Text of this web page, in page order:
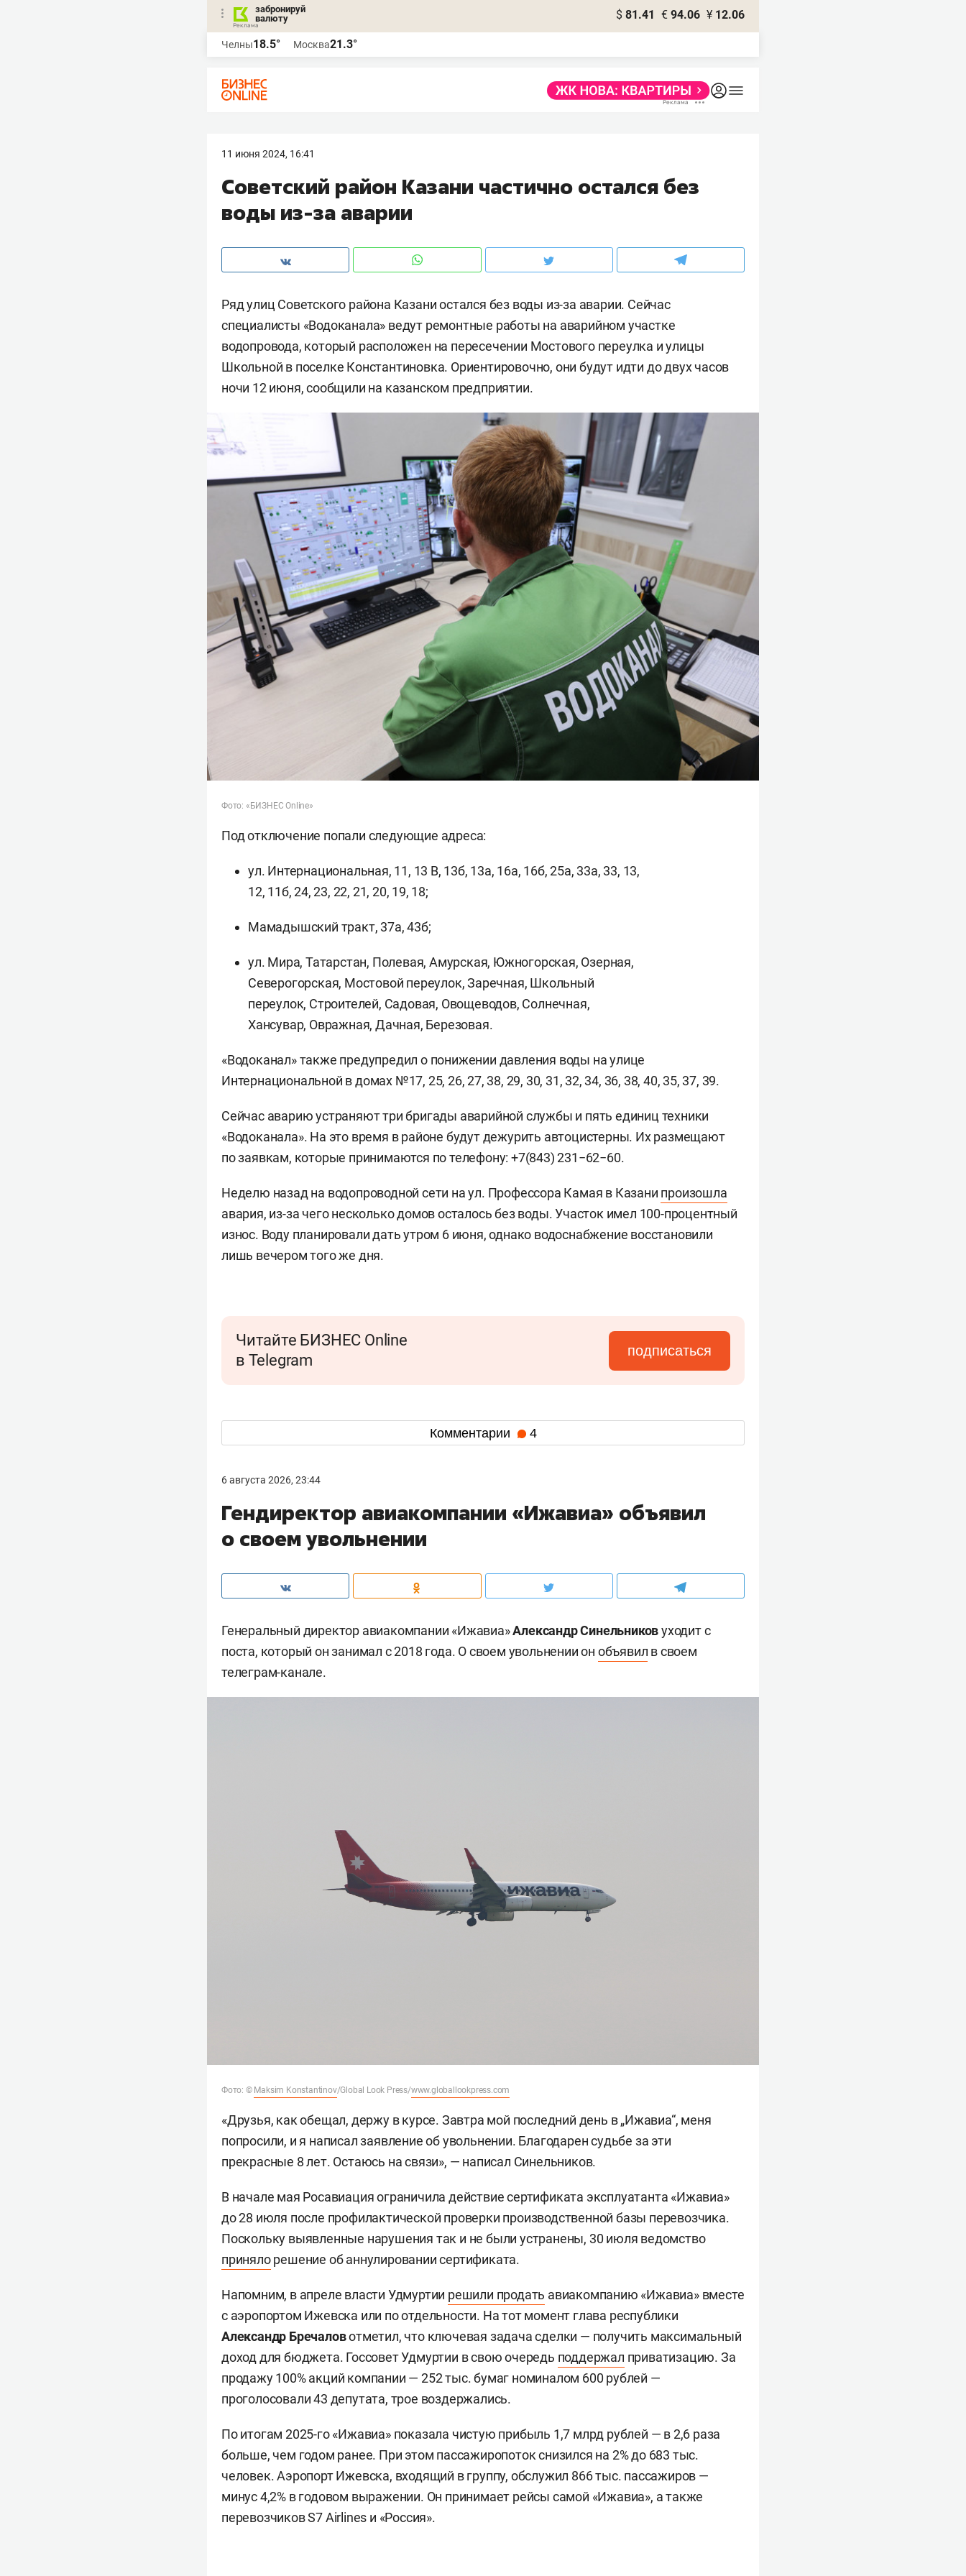
забронируй
валюту
$ 81.41 € 94.06 ¥ 12.06
Челны18.5° Москва21.3°
11 июня 2024, 16:41
Советский район Казани частично остался без
воды из-за аварии
Ряд улиц Советского района Казани остался без воды из-за аварии. Сейчас
специалисты «Водоканала» ведут ремонтные работы на аварийном участке
водопровода, который расположен на пересечении Мостового переулка и улицы
Школьной в поселке Константиновка. Ориентировочно, они будут идти до двух часов
ночи 12 июня, сообщили на казанском предприятии.
Фото: «БИЗНЕС Online»
Под отключение попали следующие адреса:
ул. Интернациональная, 11, 13 В, 13б, 13а, 16а, 16б, 25а, 33а, 33, 13,
12, 11б, 24, 23, 22, 21, 20, 19, 18;
Мамадышский тракт, 37а, 43б;
ул. Мира, Татарстан, Полевая, Амурская, Южногорская, Озерная,
Северогорская, Мостовой переулок, Заречная, Школьный
переулок, Строителей, Садовая, Овощеводов, Солнечная,
Хансувар, Овражная, Дачная, Березовая.
«Водоканал» также предупредил о понижении давления воды на улице
Интернациональной в домах №17, 25, 26, 27, 38, 29, 30, 31, 32, 34, 36, 38, 40, 35, 37, 39.
Сейчас аварию устраняют три бригады аварийной службы и пять единиц техники
«Водоканала». На это время в районе будут дежурить автоцистерны. Их размещают
по заявкам, которые принимаются по телефону: +7(843) 231−62−60.
Неделю назад на водопроводной сети на ул. Профессора Камая в Казани произошла
авария, из-за чего несколько домов осталось без воды. Участок имел 100-процентный
износ. Воду планировали дать утром 6 июня, однако водоснабжение восстановили
лишь вечером того же дня.
Читайте БИЗНЕС Online
в Telegram
подписаться
Комментарии 4
6 августа 2026, 23:44
Гендиректор авиакомпании «Ижавиа» объявил
о своем увольнении
Генеральный директор авиакомпании «Ижавиа»Александр Синельниковуходит с
поста, который он занимал с 2018 года. О своем увольнении он объявил в своем
телеграм-канале.
Фото: © Maksim Konstantinov/Global Look Press/www.globallookpress.com
«Друзья, как обещал, держу в курсе. Завтра мой последний день в „Ижавиа“, меня
попросили, и я написал заявление об увольнении. Благодарен судьбе за эти
прекрасные 8 лет. Остаюсь на связи», — написал Синельников.
В начале мая Росавиация ограничила действие сертификата эксплуатанта «Ижавиа»
до 28 июля после профилактической проверки производственной базы перевозчика.
Поскольку выявленные нарушения так и не были устранены, 30 июля ведомство
принялорешение об аннулировании сертификата.
Напомним, в апреле власти Удмуртии решили продать авиакомпанию «Ижавиа» вместе
с аэропортом Ижевска или по отдельности. На тот момент глава республики
Александр Бречаловотметил, что ключевая задача сделки — получить максимальный
доход для бюджета. Госсовет Удмуртии в свою очередь поддержал приватизацию. За
продажу 100% акций компании — 252 тыс. бумаг номиналом 600 рублей —
проголосовали 43 депутата, трое воздержались.
По итогам 2025-го «Ижавиа» показала чистую прибыль 1,7 млрд рублей — в 2,6 раза
больше, чем годом ранее. При этом пассажиропоток снизился на 2% до 683 тыс.
человек. Аэропорт Ижевска, входящий в группу, обслужил 866 тыс. пассажиров —
минус 4,2% в годовом выражении. Он принимает рейсы самой «Ижавиа», а также
перевозчиков S7 Airlines и «Россия».